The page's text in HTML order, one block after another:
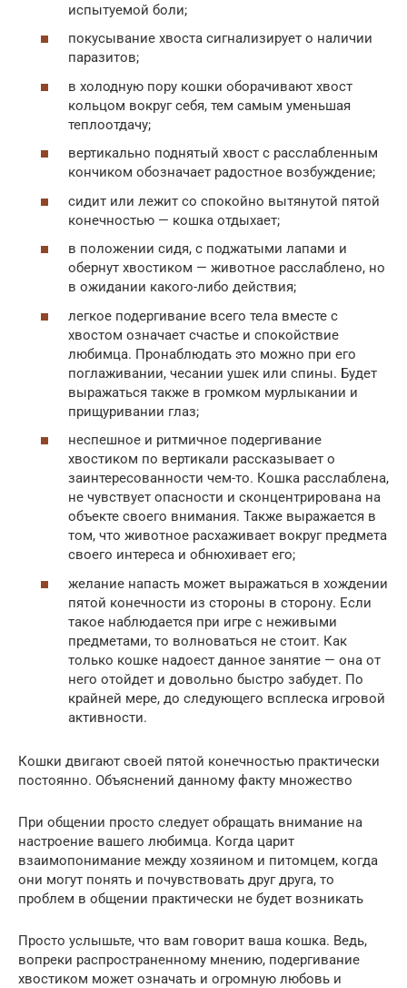
испытуемой боли;
покусывание хвоста сигнализирует о наличии
паразитов;
в холодную пору кошки оборачивают хвост
кольцом вокруг себя, тем самым уменьшая
теплоотдачу;
вертикально поднятый хвост с расслабленным
кончиком обозначает радостное возбуждение;
сидит или лежит со спокойно вытянутой пятой
конечностью — кошка отдыхает;
в положении сидя, с поджатыми лапами и
обернут хвостиком — животное расслаблено, но
в ожидании какого-либо действия;
легкое подергивание всего тела вместе с
хвостом означает счастье и спокойствие
любимца. Пронаблюдать это можно при его
поглаживании, чесании ушек или спины. Будет
выражаться также в громком мурлыкании и
прищуривании глаз;
неспешное и ритмичное подергивание
хвостиком по вертикали рассказывает о
заинтересованности чем-то. Кошка расслаблена,
не чувствует опасности и сконцентрирована на
объекте своего внимания. Также выражается в
том, что животное расхаживает вокруг предмета
своего интереса и обнюхивает его;
желание напасть может выражаться в хождении
пятой конечности из стороны в сторону. Если
такое наблюдается при игре с неживыми
предметами, то волноваться не стоит. Как
только кошке надоест данное занятие — она от
него отойдет и довольно быстро забудет. По
крайней мере, до следующего всплеска игровой
активности.
Кошки двигают своей пятой конечностью практически
постоянно. Объяснений данному факту множество
При общении просто следует обращать внимание на
настроение вашего любимца. Когда царит
взаимопонимание между хозяином и питомцем, когда
они могут понять и почувствовать друг друга, то
проблем в общении практически не будет возникать
Просто услышьте, что вам говорит ваша кошка. Ведь,
вопреки распространенному мнению, подергивание
хвостиком может означать и огромную любовь и